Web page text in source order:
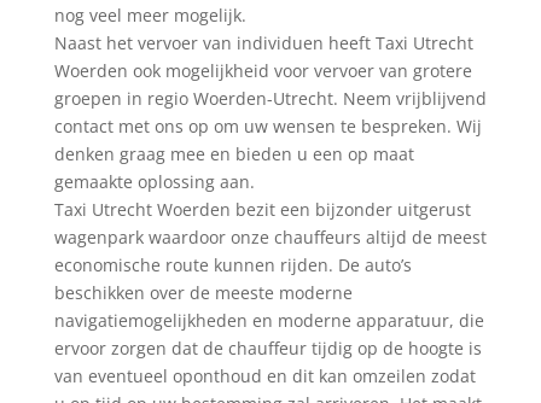
nog veel meer mogelijk.
Naast het vervoer van individuen heeft Taxi Utrecht
Woerden ook mogelijkheid voor vervoer van grotere
groepen in regio Woerden-Utrecht. Neem vrijblijvend
contact met ons op om uw wensen te bespreken. Wij
denken graag mee en bieden u een op maat
gemaakte oplossing aan.
Taxi Utrecht Woerden bezit een bijzonder uitgerust
wagenpark waardoor onze chauffeurs altijd de meest
economische route kunnen rijden. De auto’s
beschikken over de meeste moderne
navigatiemogelijkheden en moderne apparatuur, die
ervoor zorgen dat de chauffeur tijdig op de hoogte is
van eventueel oponthoud en dit kan omzeilen zodat